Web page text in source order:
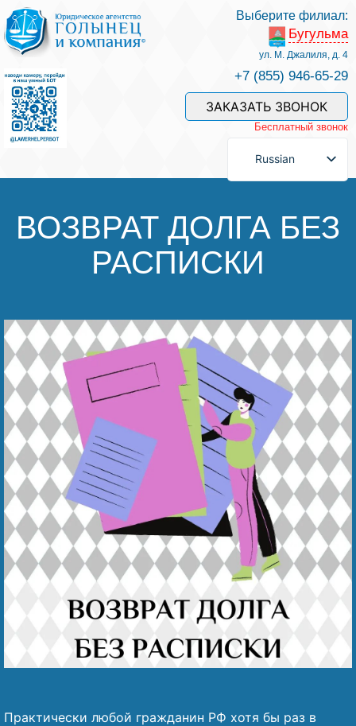
Услуги и наши специалисты
Оплата услуг
Задать вопрос
Наши победы
Видео о нас
Выберите филиал:
Бугульма
ул. М. Джалиля, д. 4
+7 (855) 946-65-29
ЗАКАЗАТЬ ЗВОНОК
Бесплатный звонок
Russian
ВОЗВРАТ ДОЛГА БЕЗ
РАСПИСКИ
Практически любой гражданин РФ хотя бы раз в